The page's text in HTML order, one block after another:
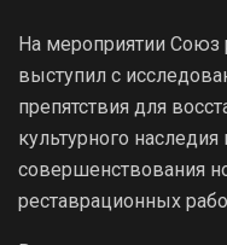
На мероприятии Союз
выступил с
препятствия для
культурного
совершенствования
реставрационных